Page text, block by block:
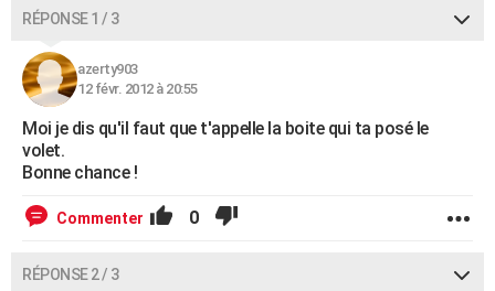
COPAINS D'AVANT
S'inscrire
Se connecter
Lycées
Collèges
Primaires
Universités
Entreprises
Service militaire
Avis de recherche
AVIS DE DÉCÈS
FORUM
Bricolage
Lifestyle
Culture
Sport
Auto
Television
Voyage
Cinema
RÉPONSE 1 / 3
azerty903
12 févr. 2012 à 20:55
Moi je dis qu'il faut que t'appelle la boite qui ta posé le
volet.
Bonne chance !
Commenter 0
RÉPONSE 2 / 3